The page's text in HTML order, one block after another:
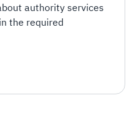
authority services
the required